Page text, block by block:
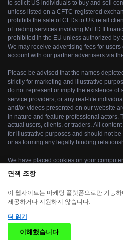
© 2026 bit-qz. 모
By continuing to use our
of cookies. See our
Accept
면책 조항
이 웹사이트는 마케팅 플랫폼으로만 기능
제공하거나 지원하지 않습니다.
더 읽기
이해했습니다